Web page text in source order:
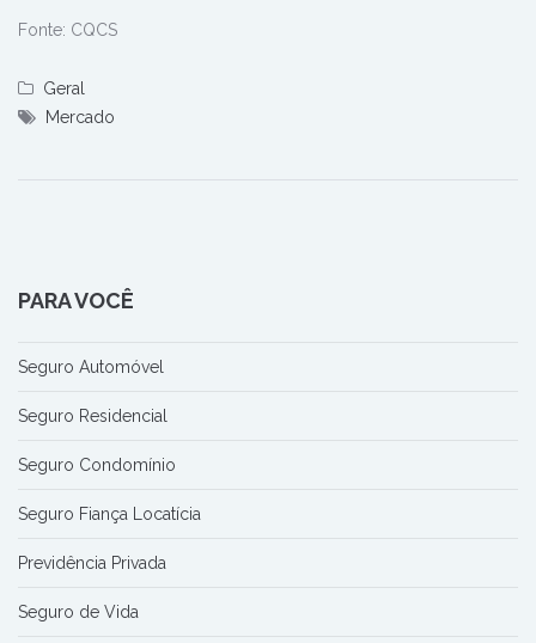
Fonte: CQCS
Geral
Mercado
PARA VOCÊ
Seguro Automóvel
Seguro Residencial
Seguro Condomínio
Seguro Fiança Locatícia
Previdência Privada
Seguro de Vida